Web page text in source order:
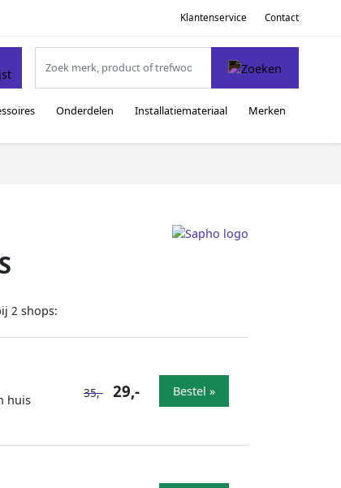
Klantenservice Contact
Onderdelen Installatiemateriaal Merken
2 shops:
huis
35,- 29,- Bestel »